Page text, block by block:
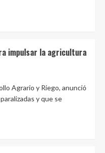
impulsar la agricultura
Agrario y Riego, anunció
y que se